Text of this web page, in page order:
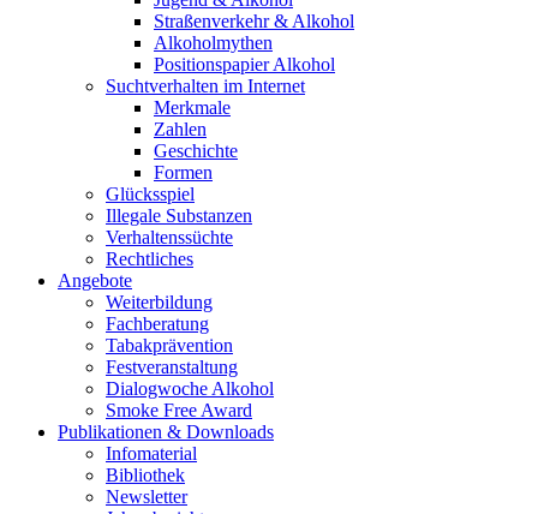
Straßenverkehr & Alkohol
Alkoholmythen
Positionspapier Alkohol
Suchtverhalten im Internet
Merkmale
Zahlen
Geschichte
Formen
Glücksspiel
Illegale Substanzen
Verhaltenssüchte
Rechtliches
Angebote
Weiterbildung
Fachberatung
Tabakprävention
Festveranstaltung
Dialogwoche Alkohol
Smoke Free Award
Publikationen & Downloads
Infomaterial
Bibliothek
Newsletter